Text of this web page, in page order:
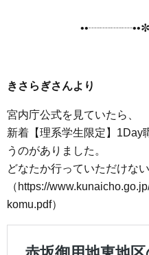
きさらぎさんより
宮内庁公式を見ていたら、
新着【理系学生限定】
うのがありました。
どなたか行っていただけない
（https://
komu.pdf）